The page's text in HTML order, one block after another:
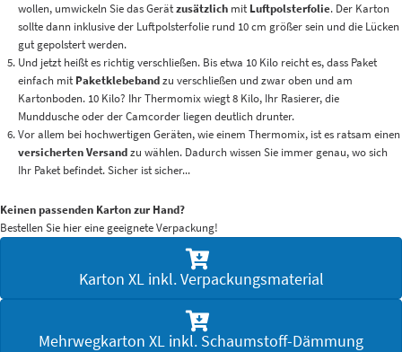
wollen, umwickeln Sie das Gerätzusätzlich mit Luftpolsterfolie. Der Karton
sollte dann inklusive der Luftpolsterfolie rund 10 cm größer sein und die Lücken
gut gepolstert werden.
Und jetzt heißt es richtig verschließen. Bis etwa 10 Kilo reicht es, dass Paket
einfach mit Paketklebebandzu verschließen und zwar oben und am
Kartonboden. 10 Kilo? Ihr Thermomix wiegt 8 Kilo, Ihr Rasierer, die
Munddusche oder der Camcorder liegen deutlich drunter.
Vor allem bei hochwertigen Geräten, wie einem Thermomix, ist es ratsam einen
versicherten Versandzu wählen. Dadurch wissen Sie immer genau, wo sich
Ihr Paket befindet. Sicher ist sicher...
Keinen passenden Karton zur Hand?
Bestellen Sie hier eine geeignete Verpackung!
Karton XL inkl. Verpackungsmaterial
Mehrwegkarton XL inkl. Schaumstoff-Dämmung